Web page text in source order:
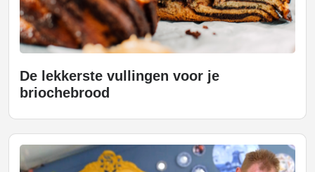
De lekkerste vullingen voor je
briochebrood